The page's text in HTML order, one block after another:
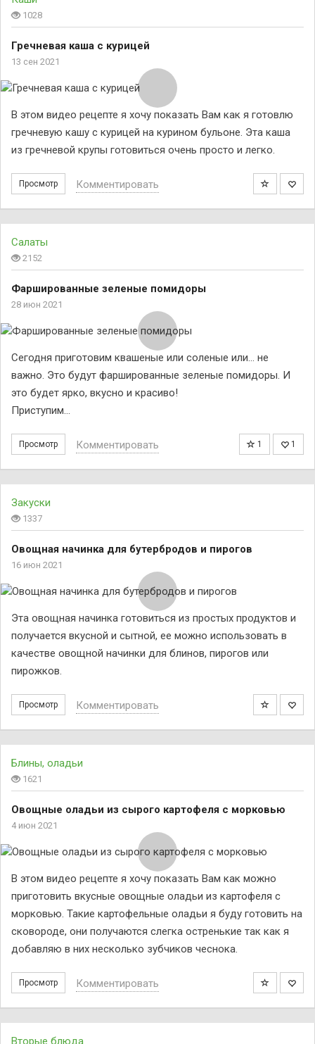
1028
Гречневая каша с курицей
13 сен 2021
В этом видео рецепте я хочу показать Вам как я готовлю
гречневую кашу с курицей на курином бульоне. Эта каша
из гречневой крупы готовиться очень просто и легко.
Просмотр Комментировать
Салаты
2152
Фаршированные зеленые помидоры
28 июн 2021
Сегодня приготовим квашеные или соленые или… не
важно. Это будут фаршированные зеленые помидоры. И
это будет ярко, вкусно и красиво!
Приступим…
Просмотр 1 1
Комментировать
Закуски
1337
Овощная начинка для бутербродов и пирогов
16 июн 2021
Эта овощная начинка готовиться из простых продуктов и
получается вкусной и сытной, ее можно использовать в
качестве овощной начинки для блинов, пирогов или
пирожков.
Просмотр Комментировать
Блины, оладьи
1621
Овощные оладьи из сырого картофеля с морковью
4 июн 2021
В этом видео рецепте я хочу показать Вам как можно
приготовить вкусные овощные оладьи из картофеля с
морковью. Такие картофельные оладьи я буду готовить на
сковороде, они получаются слегка остренькие так как я
добавляю в них несколько зубчиков чеснока.
Просмотр Комментировать
Вторые блюда